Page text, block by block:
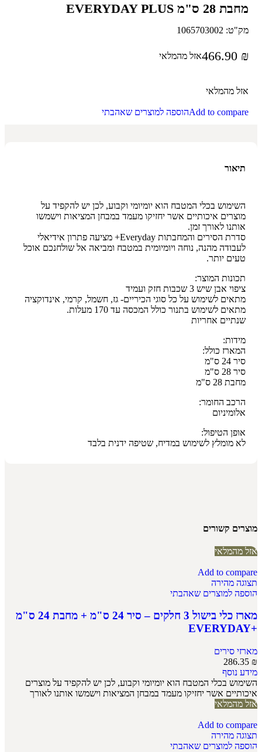
מחבת 28 ס"מ EVERYDAY PLUS
מק"ט: 1065703002
466.90 ₪ אזל מהמלאי
אזל מהמלאי
Add to compareהוספה למוצרים שאהבתי
תיאור
השימוש בכלי המטבח הוא יומיומי וקבוע, לכן יש להקפיד על
מוצרים איכותיים אשר יחזיקו מעמד במבחן המציאות וישמשו
אותנו לאורך זמן.
סדרת הסירים והמחבתות Everyday+ מציעה פתרון אידיאלי
לעבודה מהנה, נוחה ויומיומית במטבח ומביאה אל שולחנכם אוכל
טעים יותר.
תכונות המוצר:
ציפוי אבן שיש 3 שכבות חזק ועמיד
מתאים לשימוש על כל סוגי הכיריים- גז, חשמל, קרמי, אינדוקציה
מתאים לשימוש בתנור כולל המכסה עד 170 מעלות.
שנתיים אחריות
מידות:
המארז כולל:
סיר 24 ס"מ
סיר 28 ס"מ
מחבת 28 ס"מ
הרכב החומר:
אלומיניום
אופן הטיפול:
לא מומלץ לשימוש במדיח, שטיפה ידנית בלבד
מוצרים קשורים
אזל מהמלאי
Add to compare
תצוגה מהירה
הוספה למוצרים שאהבתי
מארז כלי בישול 3 חלקים – סיר 24 ס"מ + מחבת 24 ס"מ
+EVERYDAY
מארזי סירים
286.35 ₪
מידע נוסף
השימוש בכלי המטבח הוא יומיומי וקבוע, לכן יש להקפיד על מוצרים
איכותיים אשר יחזיקו מעמד במבחן המציאות וישמשו אותנו לאורך
אזל מהמלאי
Add to compare
תצוגה מהירה
הוספה למוצרים שאהבתי